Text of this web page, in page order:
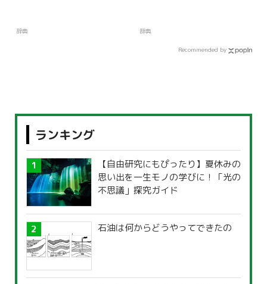
辞典 辞典
Recommended by
ランキング
【自由研究にもぴったり】夏休みの
思い出を一生モノの学びに！「光の
不思議」探究ガイド
石油は何からどうやってできたの